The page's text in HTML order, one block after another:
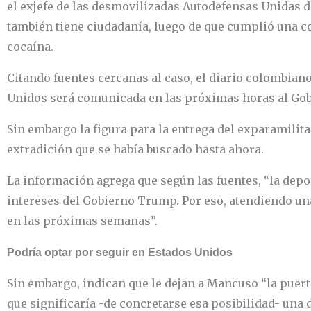
el exjefe de las desmovilizadas Autodefensas Unidas
también tiene ciudadanía, luego de que cumplió una
cocaína.
Citando fuentes cercanas al caso, el diario
Unidos será comunicada en las próximas horas al
Sin embargo la figura para la entrega del
extradición que se había buscado hasta ahora.
La información agrega que según las fuentes, “la
intereses del Gobierno Trump. Por eso, atendiendo
en las próximas semanas”.
Podría optar por seguir en Estados Unidos
Sin embargo, indican que le dejan a Mancuso “la
que significaría -de concretarse esa posibilidad- una